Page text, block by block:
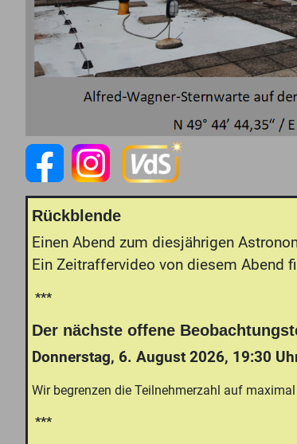
Rückblende
Einen Abend zum diesjährigen
Ein Zeitraffervideo von diesem Abend
***
Der nächste offene
Donnerstag, 6. August 2026, 19:30
Wir begrenzen die Teilnehmerzahl auf
***